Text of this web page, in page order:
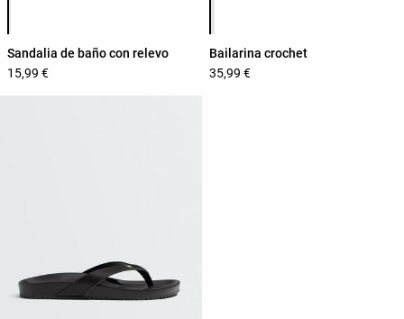
Sandalia de baño con relevo
15,99 €
Bailarina crochet
35,99 €